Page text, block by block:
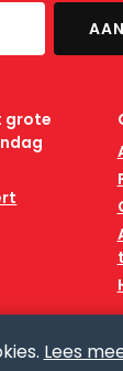
grote
Lees